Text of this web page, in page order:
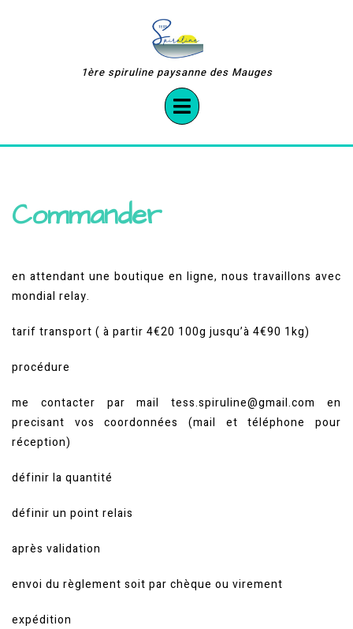
1ère spiruline paysanne des Mauges
Open
Button
Commander
en attendant une boutique en ligne, nous travaillons avec
mondial relay.
tarif transport ( à partir 4€20 100g jusqu’à 4€90 1kg)
procédure
me contacter par mail tess.spiruline@gmail.com en
precisant vos coordonnées (mail et téléphone pour
réception)
définir la quantité
définir un point relais
après validation
envoi du règlement soit par chèque ou virement
expédition